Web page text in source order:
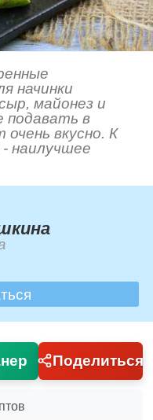
начинки
майонез и
подавать в
вкусно. К
- наилучшее
Поделиться